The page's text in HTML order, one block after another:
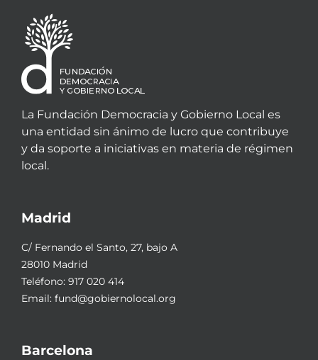
La Fundación Democracia y Gobierno Local es
una entidad sin ánimo de lucro que contribuye
y da soporte a iniciativas en materia de régimen
local.
Madrid
C/ Fernando el Santo, 27, bajo A
28010 Madrid
Teléfono: 917 020 414
Email: fund@gobiernolocal.org
Barcelona